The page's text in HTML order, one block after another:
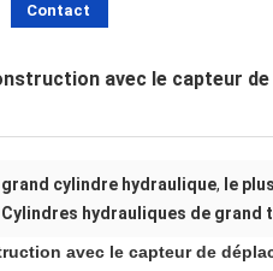
Contact
avec le capteur
grand cylindre hydraulique, le
Cylindres hydrauliques de
avec le capteur de